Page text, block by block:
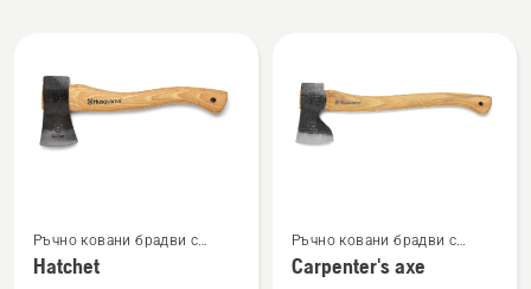
products
Вижте
повече
Ръчно ковани брадви с
дървена ръкохватка
Hatchet
Вижте
повече
Ръчно ковани брадви с
дървена ръкохватка
Carpenter's axe